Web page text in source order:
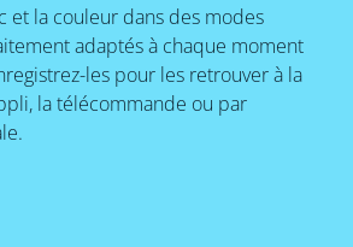
et la couleur dans des modes
adaptés à chaque moment
les pour les retrouver à la
la télécommande ou par